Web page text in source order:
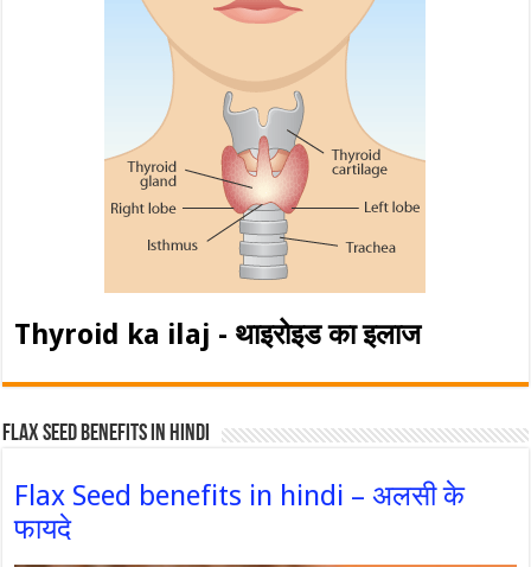
Thyroid ka ilaj - थाइरोइड का इलाज
Flax Seed Benefits in hindi
Flax Seed benefits in hindi – अलसी के
फायदे